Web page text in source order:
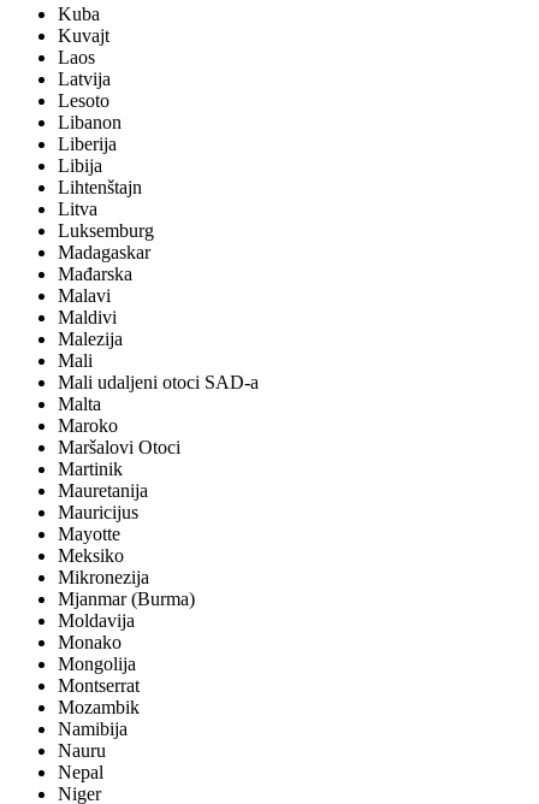
Kuba
Kuvajt
Laos
Latvija
Lesoto
Libanon
Liberija
Libija
Lihtenštajn
Litva
Luksemburg
Madagaskar
Mađarska
Malavi
Maldivi
Malezija
Mali
Mali udaljeni otoci SAD-a
Malta
Maroko
Maršalovi Otoci
Martinik
Mauretanija
Mauricijus
Mayotte
Meksiko
Mikronezija
Mjanmar (Burma)
Moldavija
Monako
Mongolija
Montserrat
Mozambik
Namibija
Nauru
Nepal
Niger